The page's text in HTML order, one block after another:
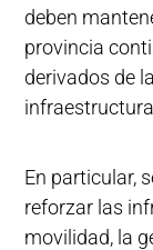
deben
provincia
derivados de
En particular,
reforzar las
movilidad, la